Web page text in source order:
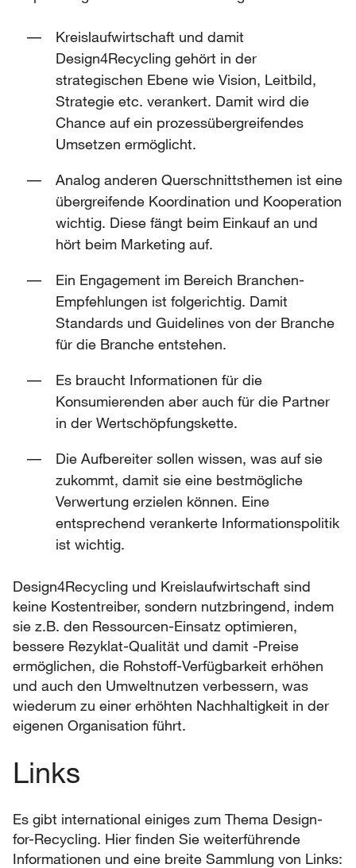
Kreislaufwirtschaft und damit
Design4Recycling gehört in der
strategischen Ebene wie Vision, Leitbild,
Strategie etc. verankert. Damit wird die
Chance auf ein prozessübergreifendes
Umsetzen ermöglicht.
Analog anderen Querschnittsthemen ist eine
übergreifende Koordination und Kooperation
wichtig. Diese fängt beim Einkauf an und
hört beim Marketing auf.
Ein Engagement im Bereich Branchen-
Empfehlungen ist folgerichtig. Damit
Standards und Guidelines von der Branche
für die Branche entstehen.
Es braucht Informationen für die
Konsumierenden aber auch für die Partner
in der Wertschöpfungskette.
Die Aufbereiter sollen wissen, was auf sie
zukommt, damit sie eine bestmögliche
Verwertung erzielen können. Eine
entsprechend verankerte Informationspolitik
ist wichtig.
Design4Recycling und Kreislaufwirtschaft sind
keine Kostentreiber, sondern nutzbringend, indem
sie z.B. den Ressourcen-Einsatz optimieren,
bessere Rezyklat-Qualität und damit -Preise
ermöglichen, die Rohstoff-Verfügbarkeit erhöhen
und auch den Umweltnutzen verbessern, was
wiederum zu einer erhöhten Nachhaltigkeit in der
eigenen Organisation führt.
Links
Es gibt international einiges zum Thema Design-
for-Recycling. Hier finden Sie weiterführende
Informationen und eine breite Sammlung von Links: